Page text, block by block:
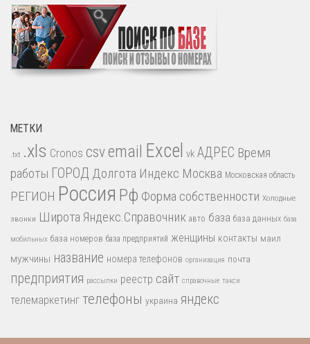
МЕТКИ
.txt .xls Cronos csvemail Excel vk АДРЕС Время
работы ГОРОД Долгота Индекс Москва Московская область
РЕГИОН Россия Рф Форма собственности Холодные
звонки Широта Яндекс.Справочник авто база база данных база
мобильных база номеров база предприятий женщины контакты маил
мужчины название номера телефонов организация почта
предприятия рассылки реестр сайт справочные такси
телемаркетинг телефоны украина яндекс